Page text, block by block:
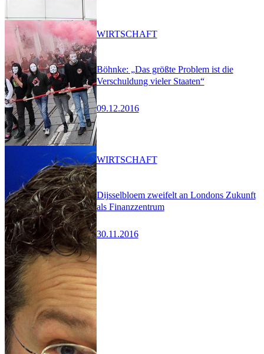
Böhnke: „Das größte Problem ist die
Verschuldung vieler Staaten“
09.12.2016
WIRTSCHAFT
Dijsselbloem zweifelt an Londons Zukunft
als Finanzzentrum
30.11.2016
WIRTSCHAFT